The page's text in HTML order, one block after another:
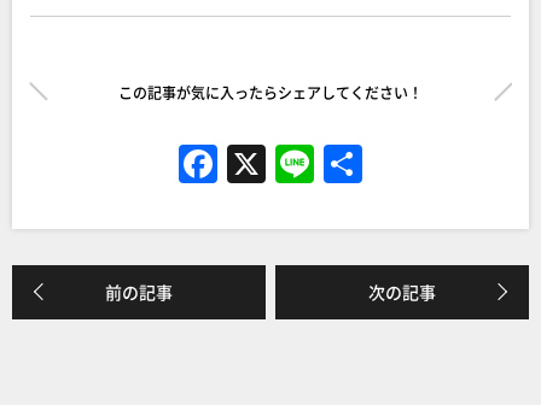
この記事が気に入ったらシェアしてください！
F
c
e
b
X Li
e
前の記事 次の記事